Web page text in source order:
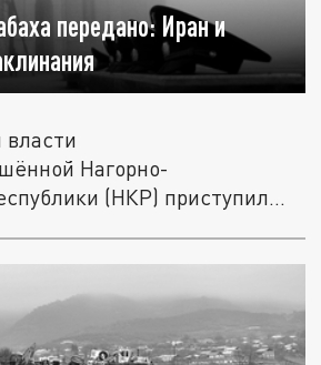
передано: Иран и
Нагорно-
(НКР) приступили